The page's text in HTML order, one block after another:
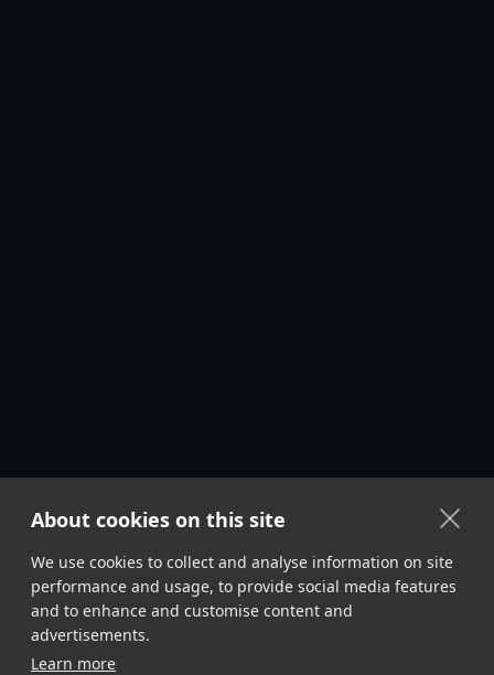
About cookies on this site
We use cookies to collect and analyse information on site
performance and usage, to provide social media features
and to enhance and customise content and
advertisements.
Learn more